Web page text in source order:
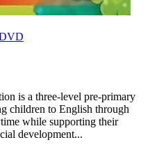
is a three-level pre-primary
children to English through
while supporting their
development...